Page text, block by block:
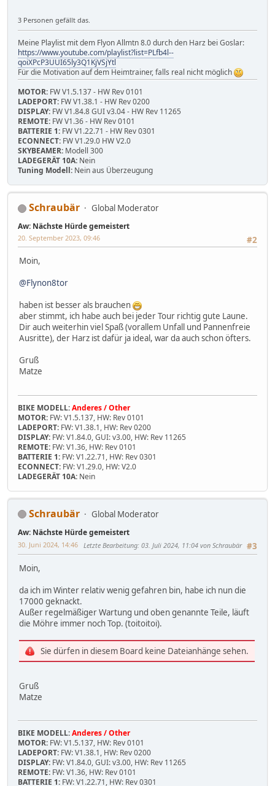
3 Personen gefällt das.
Meine Playlist mit dem Flyon Allmtn 8.0 durch den Harz bei Goslar:
https://www.youtube.com/playlist?list=PLfb4l--
qoiXPcP3UUI65ly3Q1KjVSjYtl
Für die Motivation auf dem Heimtrainer, falls real nicht möglich
MOTOR: FW V1.5.137 - HW Rev 0101
LADEPORT: FW V1.38.1 - HW Rev 0200
DISPLAY: FW V1.84.8 GUI v3.04 - HW Rev 11265
REMOTE: FW V1.36 - HW Rev 0101
BATTERIE 1: FW V1.22.71 - HW Rev 0301
ECONNECT: FW V1.29.0 HW V2.0
SKYBEAMER: Modell 300
LADEGERÄT 10A: Nein
Tuning Modell: Nein aus Überzeugung
Schraubär Global Moderator
Aw: Nächste Hürde gemeistert
#2
20. September 2023, 09:46
Moin,
@Flynon8tor
haben ist besser als brauchen
aber stimmt, ich habe auch bei jeder Tour richtig gute Laune.
Dir auch weiterhin viel Spaß (vorallem Unfall und Pannenfreie
Ausritte), der Harz ist dafür ja ideal, war da auch schon öfters.
Gruß
Matze
BIKE MODELL:Anderes / Other
MOTOR: FW: V1.5.137, HW: Rev 0101
LADEPORT: FW: V1.38.1, HW: Rev 0200
DISPLAY: FW: V1.84.0, GUI: v3.00, HW: Rev 11265
REMOTE: FW: V1.36, HW: Rev 0101
BATTERIE 1: FW: V1.22.71, HW: Rev 0301
ECONNECT: FW: V1.29.0, HW: V2.0
LADEGERÄT 10A: Nein
Schraubär Global Moderator
Aw: Nächste Hürde gemeistert
#3
30. Juni 2024, 14:46 Letzte Bearbeitung: 03. Juli 2024, 11:04 von Schraubär
Moin,
da ich im Winter relativ wenig gefahren bin, habe ich nun die
17000 geknackt.
Außer regelmäßiger Wartung und oben genannte Teile, läuft
die Möhre immer noch Top. (toitoitoi).
Sie dürfen in diesem Board keine Dateianhänge sehen.
Gruß
Matze
BIKE MODELL:Anderes / Other
MOTOR: FW: V1.5.137, HW: Rev 0101
LADEPORT: FW: V1.38.1, HW: Rev 0200
DISPLAY: FW: V1.84.0, GUI: v3.00, HW: Rev 11265
REMOTE: FW: V1.36, HW: Rev 0101
BATTERIE 1: FW: V1.22.71, HW: Rev 0301